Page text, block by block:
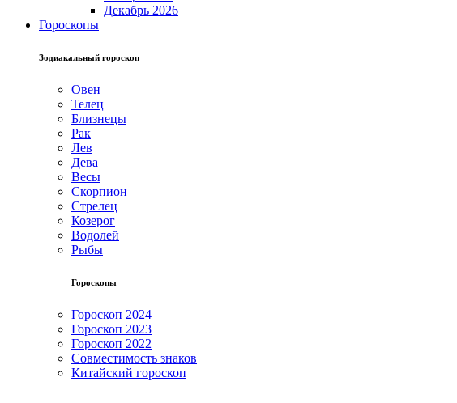
Декабрь 2026
Гороскопы
Зодиакальный гороскоп
Овен
Телец
Близнецы
Рак
Лев
Дева
Весы
Скорпион
Стрелец
Козерог
Водолей
Рыбы
Гороскопы
Гороскоп 2024
Гороскоп 2023
Гороскоп 2022
Совместимость знаков
Китайский гороскоп